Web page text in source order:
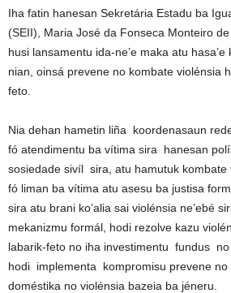
Iha fatin hanesan Sekretária Estadu ba
(SEII), Maria José da Fonseca Monteiro
husi lansamentu ida-ne’e maka atu
nian, oinsá prevene no kombate violénsia
feto.
Nia dehan hametin liña koordenasaun
fó atendimentu ba vítima sira hanesan
sosiedade sivíl sira, atu hamutuk kombate
fó liman ba vítima atu asesu ba justisa
sira atu brani ko’alia sai violénsia ne’ebé
mekanizmu formál, hodi rezolve kazu
labarik-feto no iha investimentu fundus no
hodi implementa kompromisu prevene no
doméstika no violénsia bazeia ba jéneru.